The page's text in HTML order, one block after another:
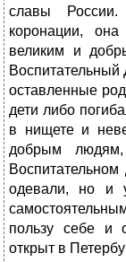
славы
коронации, она
великим и
оставленные
дети либо
в нищете и
добрым
одевали, но и
пользу себе и
открыт в